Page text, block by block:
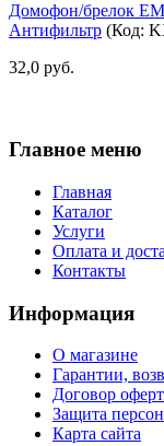
Домофон/брелок
Антифильтр (Код:
32,0 руб.
Главное меню
Главная
Каталог
Услуги
Оплата и
Контакты
Информация
О магазине
Гарантии,
Договор
Защита
Карта сайта